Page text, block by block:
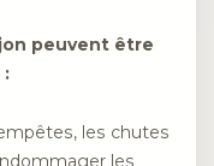
peuvent être
:
les chutes
les